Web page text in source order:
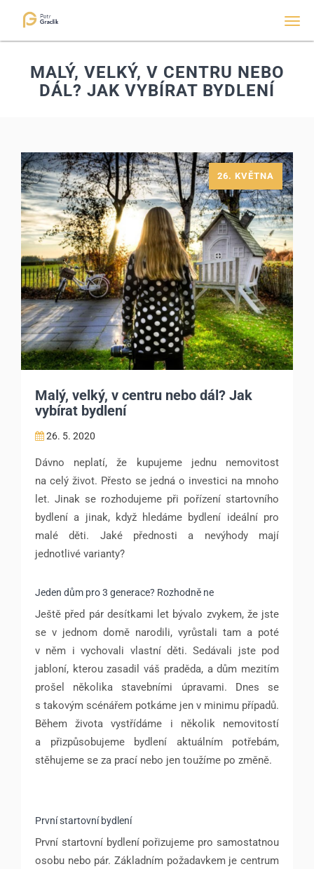
MALÝ, VELKÝ, V CENTRU NEBO
DÁL? JAK VYBÍRAT BYDLENÍ
Malý, velký, v centru nebo dál? Jak
vybírat bydlení
26. 5. 2020
26. KVĚTNA
Dávno neplatí, že kupujeme jednu nemovitost
na celý život. Přesto se jedná o investici na mnoho
let. Jinak se rozhodujeme při pořízení startovního
bydlení a jinak, když hledáme bydlení ideální pro
malé děti. Jaké přednosti a nevýhody mají
jednotlivé varianty?
Jeden dům pro 3 generace? Rozhodně ne
Ještě před pár desítkami let bývalo zvykem, že jste
se v jednom domě narodili, vyrůstali tam a poté
v něm i vychovali vlastní děti. Sedávali jste pod
jabloní, kterou zasadil váš praděda, a dům mezitím
prošel několika stavebními úpravami. Dnes se
s takovým scénářem potkáme jen v minimu případů.
Během života vystřídáme i několik nemovitostí
a přizpůsobujeme bydlení aktuálním potřebám,
stěhujeme se za prací nebo jen toužíme po změně.
První startovní bydlení
První startovní bydlení pořizujeme pro samostatnou
osobu nebo pár. Základním požadavkem je centrum